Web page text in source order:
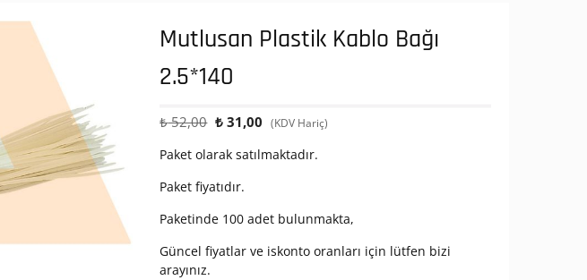
Mutlusan Plastik Kablo Bağı
2.5*140
₺52,00 Orijinal
₺ 52,00.
₺ 31,00 Şu
fiyat:
(KDV Hariç)
Paket olarak satılmaktadır.
Paket fiyatıdır.
Paketinde 100 adet bulunmakta,
Güncel fiyatlar ve iskonto oranları için lütfen bizi
arayınız.